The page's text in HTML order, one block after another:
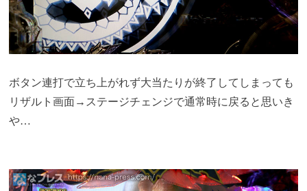
ボタン連打で立ち上がれず大当たりが終了してしまっても
リザルト画面→ステージチェンジで通常時に戻ると思いき
や…